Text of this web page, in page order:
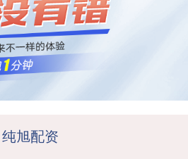
纯旭配资